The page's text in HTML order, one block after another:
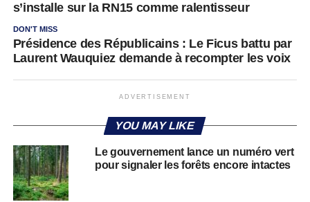
s’installe sur la RN15 comme ralentisseur
DON'T MISS
Présidence des Républicains : Le Ficus battu par
Laurent Wauquiez demande à recompter les voix
ADVERTISEMENT
YOU MAY LIKE
Le gouvernement lance un numéro vert
pour signaler les forêts encore intactes